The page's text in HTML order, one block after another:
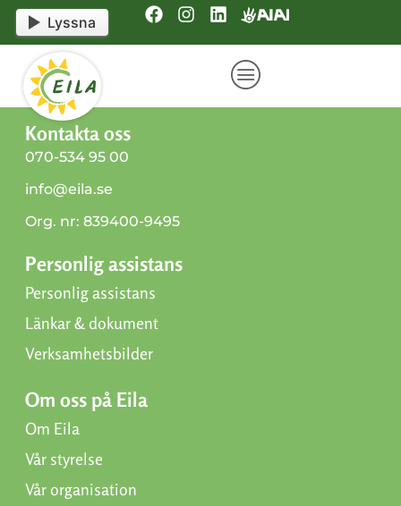
content
Lyssna
Kontakta oss
070-534 95 00
info@eila.se
Org. nr: 839400-9495
Personlig assistans
Personlig assistans
Länkar & dokument
Verksamhetsbilder
Om oss på Eila
Om Eila
Vår styrelse
Vår organisation